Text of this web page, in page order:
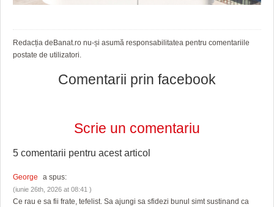
Redacția deBanat.ro nu-și asumă responsabilitatea pentru comentariile
postate de utilizatori.
Comentarii prin facebook
Scrie un comentariu
5 comentarii pentru acest articol
George a spus:
(iunie 26th, 2026 at 08:41 )
Ce rau e sa fii frate, tefelist. Sa ajungi sa sfidezi bunul simt sustinand ca